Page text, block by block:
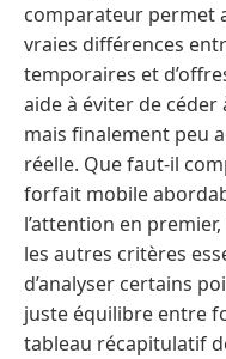
comparateur permet
vraies différences
temporaires et
aide à éviter de
mais finalement peu
réelle. Que faut-il
forfait mobile
l’attention en
les autres critères
d’analyser certains
juste équilibre entre
tableau récapitulatif